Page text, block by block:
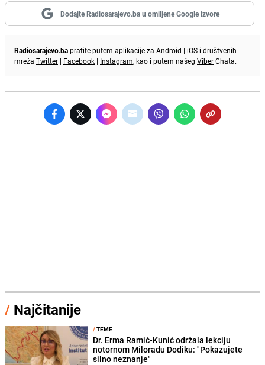
Dodajte Radiosarajevo.ba u omiljene Google izvore
Radiosarajevo.bapratite putem aplikacije za Android | iOS i društvenih
mreža Twitter | Facebook | Instagram, kao i putem našeg ViberChata.
/ Najčitanije
/TEME
Dr. Erma Ramić-Kunić održala lekciju
notornom Miloradu Dodiku: "Pokazujete
silno neznanje"